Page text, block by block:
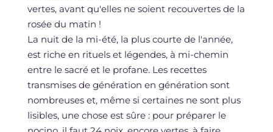
vertes, avant qu'elles ne soient recouvertes de la
rosée du matin !
La nuit de la mi-été, la plus courte de l'année,
est riche en rituels et légendes, à mi-chemin
entre le sacré et le profane. Les recettes
transmises de génération en génération sont
nombreuses et, même si certaines ne sont plus
lisibles, une chose est sûre : pour préparer le